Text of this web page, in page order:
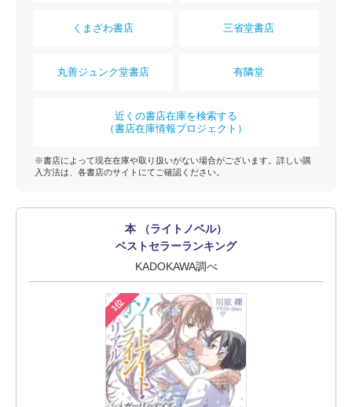
くまざわ書店 三省堂書店
丸善ジュンク堂書店 有隣堂
近くの書店在庫を検索する
（書店在庫情報プロジェクト）
※書店によって現在在庫や取り扱いがない場合がございます。詳しい購
入方法は、各書店のサイトにてご確認ください。
本 （ライトノベル）
ベストセラーランキング
KADOKAWA調べ
1位